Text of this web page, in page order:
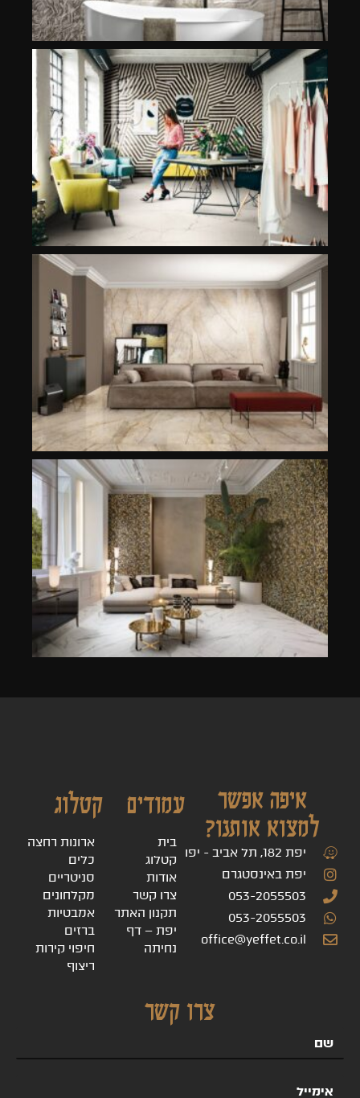
איפה אפשר
למצוא אותנו?
יפת 182, תל אביב - יפו
יפת באינסטגרם
053-2055503
053-2055503
office@yeffet.co.il
עמודים
בית
קטלוג
אודות
צרו קשר
תקנון האתר
יפת – דף
נחיתה
קטלוג
ארונות רחצה
כלים
סניטריים
מקלחונים
אמבטיות
ברזים
חיפוי קירות
ריצוף
צרו קשר
שם
אימייל